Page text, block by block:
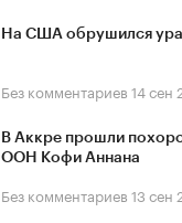
На США обрушился
Без комментариев 14 сен
В Аккре прошли
ООН Кофи Аннана
Без комментариев 13 сен